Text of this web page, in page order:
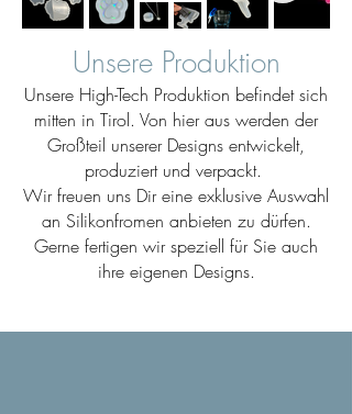
Unsere Produktion
Unsere High-Tech Produktion befindet sich
mitten in Tirol. Von hier aus werden der
Großteil unserer Designs entwickelt,
produziert und verpackt.
Wir freuen uns Dir eine exklusive Auswahl
an Silikonfromen anbieten zu dürfen.
Gerne fertigen wir speziell für Sie auch
ihre eigenen Designs.